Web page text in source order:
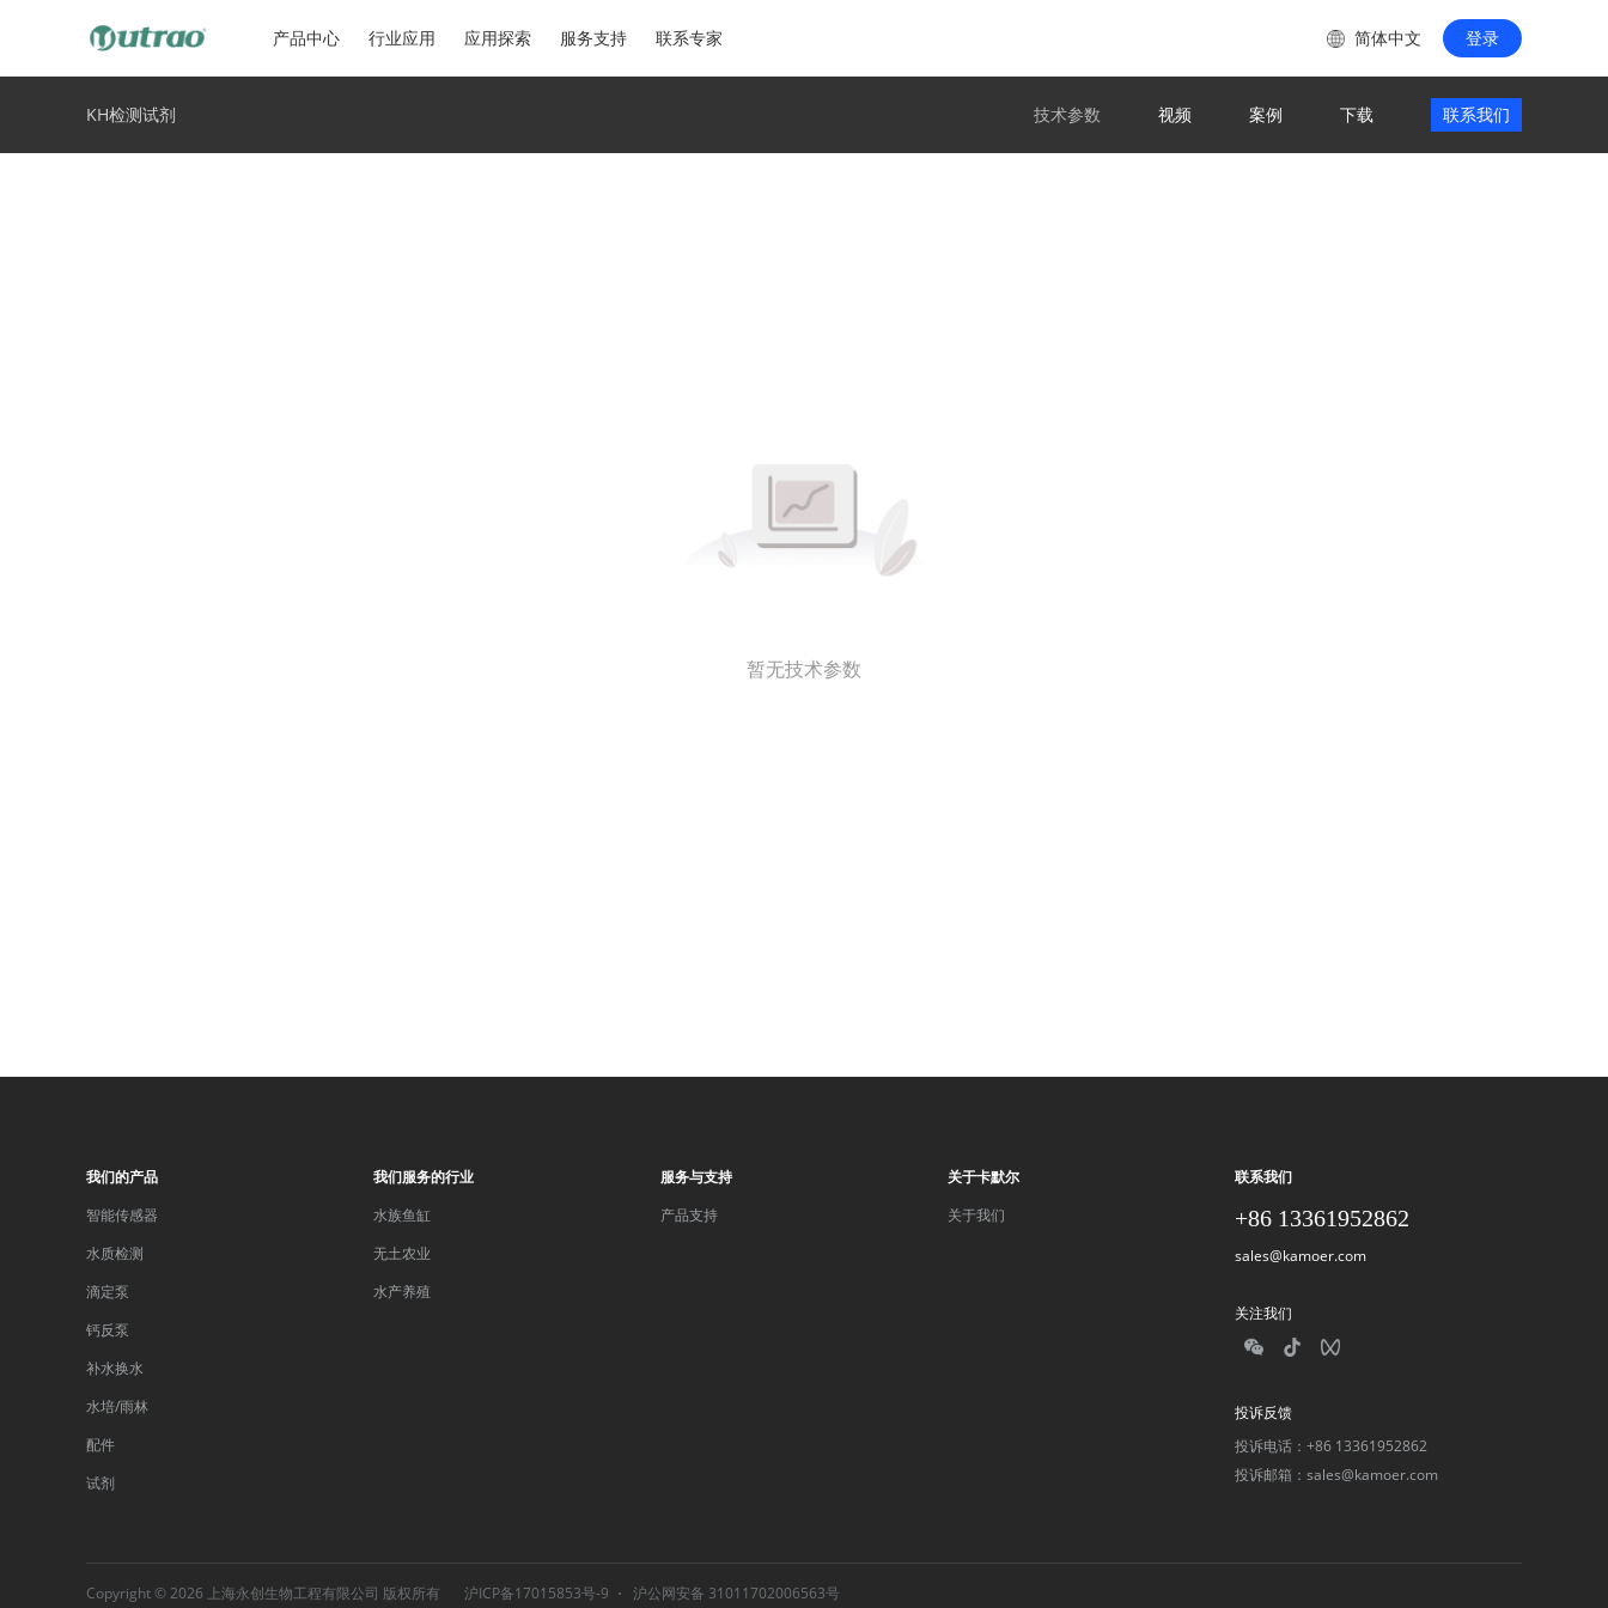
产品中心 行业应用 应用探索 服务支持 联系专家 简体中文 登录
KH检测试剂 技术参数 视频 案例 下载 联系我们
暂无技术参数
我们的产品
智能传感器
水质检测
滴定泵
钙反泵
补水换水
水培/雨林
配件
试剂
我们服务的行业
水族鱼缸
无土农业
水产养殖
服务与支持
产品支持
关于卡默尔
关于我们
联系我们
+86 13361952862
sales@kamoer.com
关注我们
投诉反馈
投诉电话：+86 13361952862
投诉邮箱：sales@kamoer.com
Copyright © 2026 上海永创生物工程有限公司 版权所有 沪ICP备17015853号-9 沪公网安备 31011702006563号